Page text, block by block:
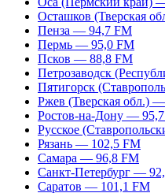
Осташков (Тверская
Пенза — 94,7 FM
Пермь — 95,0 FM
Псков — 88,8 FM
Петрозаводск
Пятигорск
Ржев (Тверская обл.)
Ростов-на-Дону —
Русское
Рязань — 102,5 FM
Самара — 96,8 FM
Санкт-Петербург —
Саратов — 101,1 FM